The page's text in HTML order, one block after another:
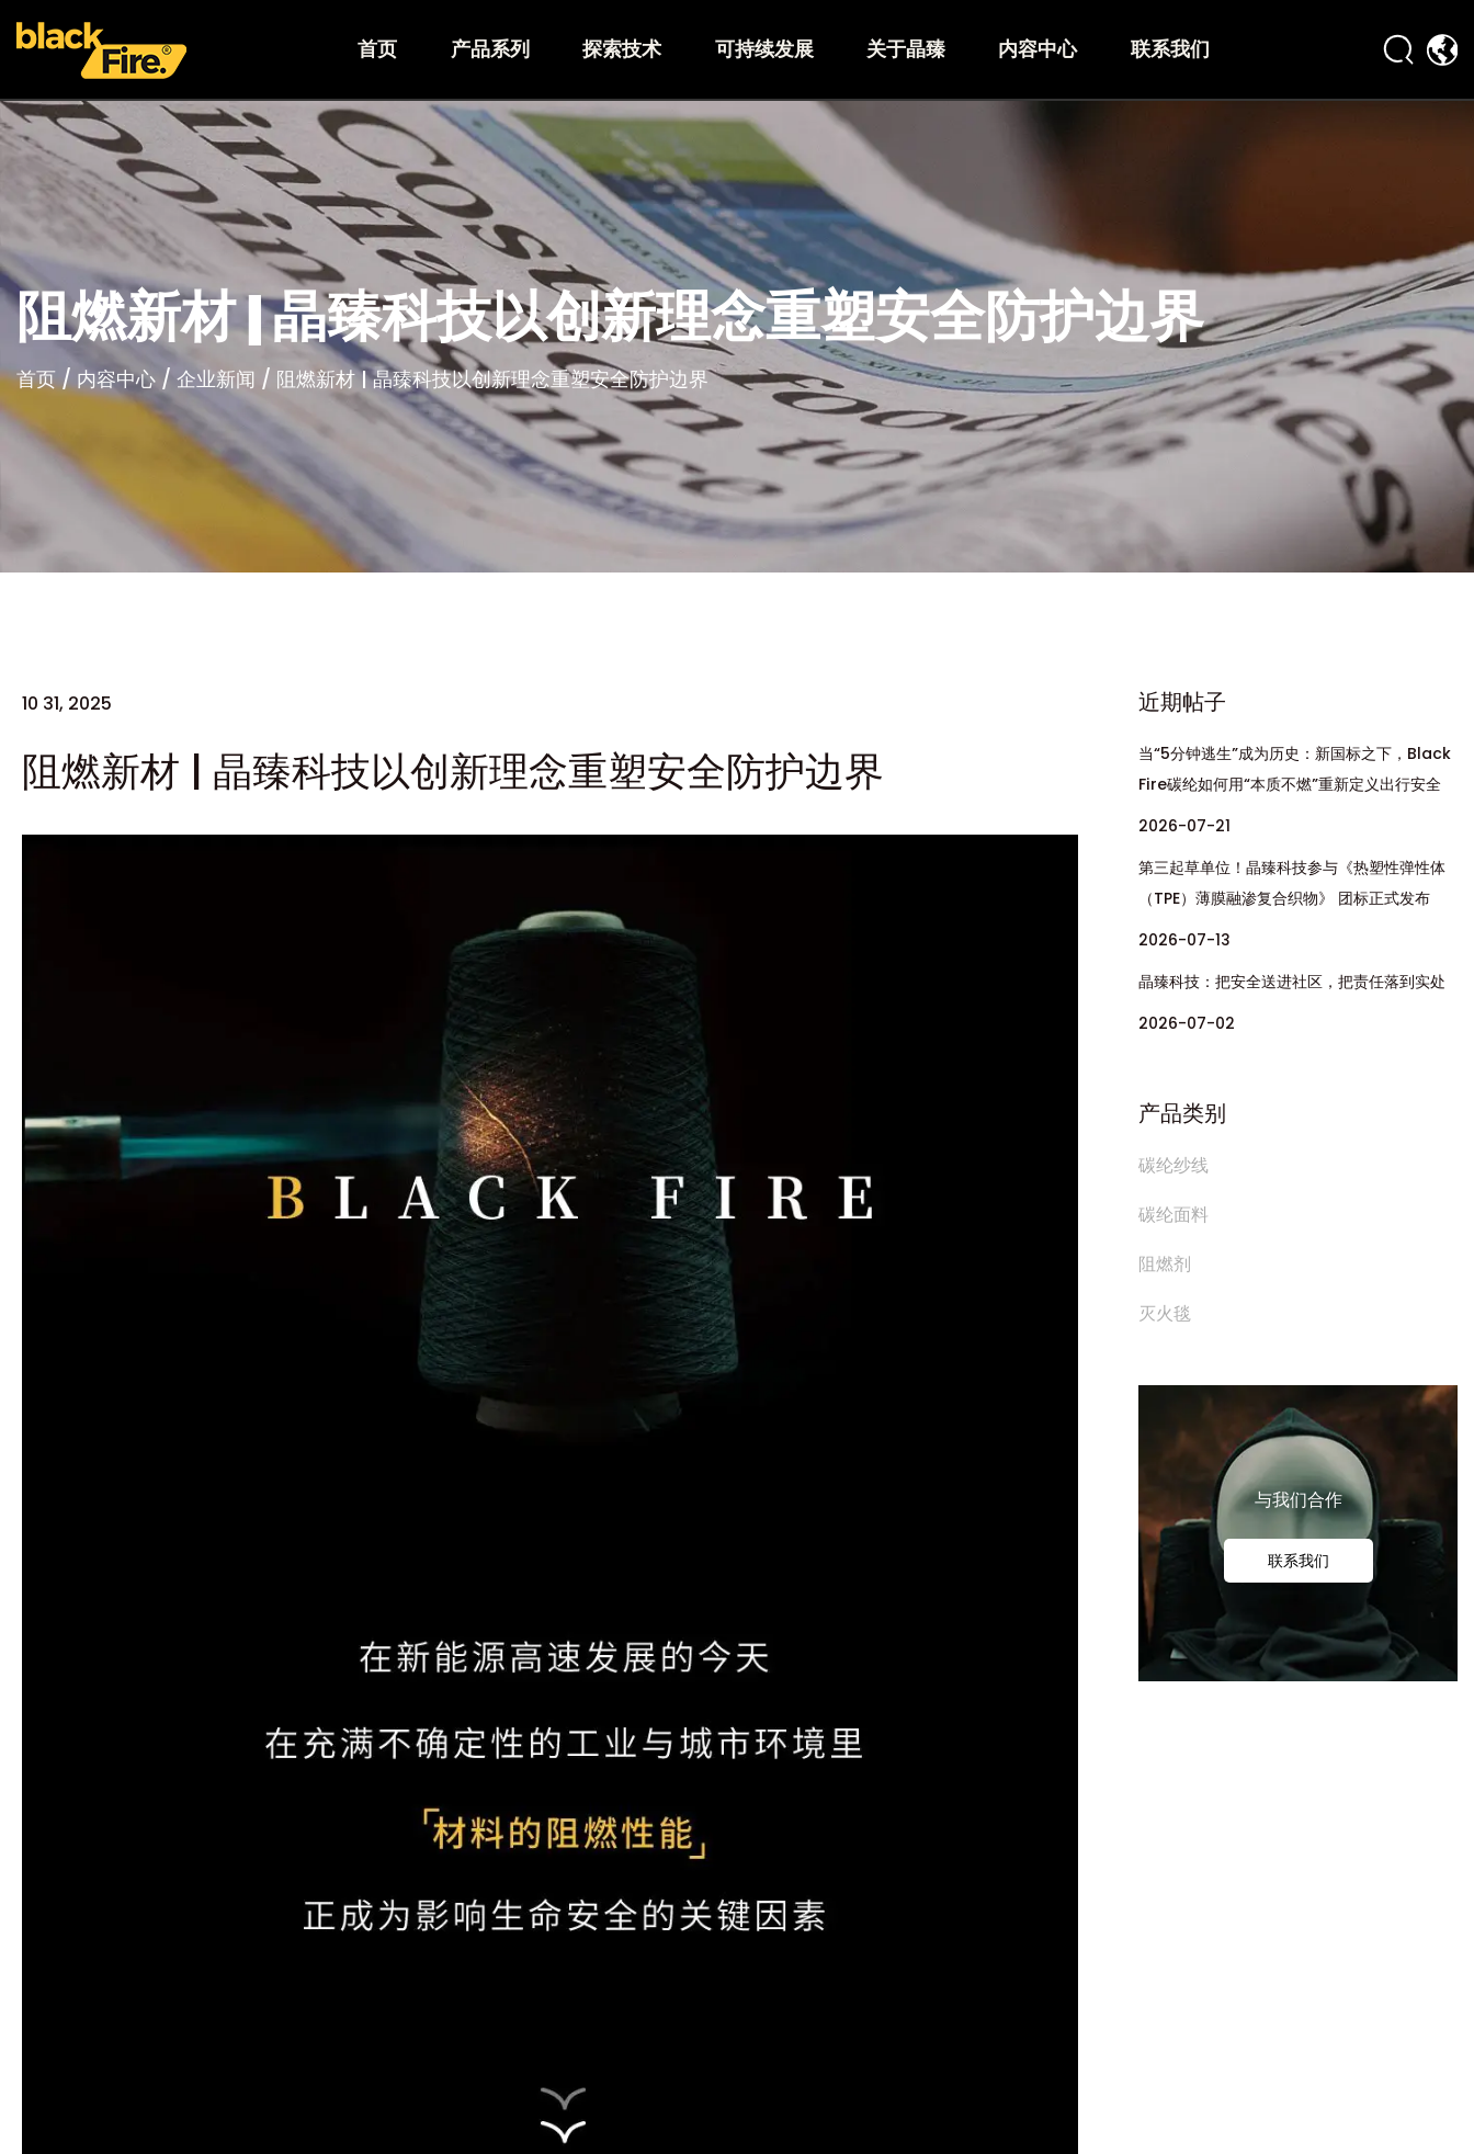
首页 产品系列 探索技术 可持续发展 关于晶臻 内容中心 联系我们
阻燃新材 | 晶臻科技以创新理念重塑安全防护边界
首页/内容中心 / 企业新闻 / 阻燃新材 | 晶臻科技以创新理念重塑安全防护边界
10 31, 2025
阻燃新材 | 晶臻科技以创新理念重塑安全防护边界
近期帖子
当“5分钟逃生”成为历史：新国标之下，Black
Fire碳纶如何用“本质不燃”重新定义出行安全
2026-07-21
第三起草单位！晶臻科技参与《热塑性弹性体
（TPE）薄膜融渗复合织物》 团标正式发布
2026-07-13
晶臻科技：把安全送进社区，把责任落到实处
2026-07-02
产品类别
碳纶纱线
碳纶面料
阻燃剂
灭火毯
与我们合作
联系我们